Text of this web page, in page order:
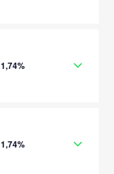
1,74%
1,74%